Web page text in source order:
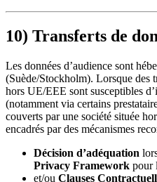
10) Transferts de
Les données d’audience sont
(Suède/Stockholm). Lorsque des
hors UE/EEE sont susceptibles
(notamment via certains
couverts par une société située
encadrés par des mécanismes
Décision d’adéquation
Privacy Framework pour
et/ou Clauses